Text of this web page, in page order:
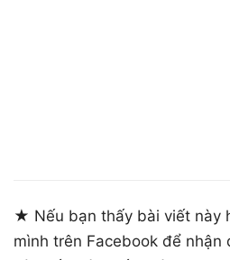
★ Nếu bạn thấy bài viết này
mình trên Facebook để